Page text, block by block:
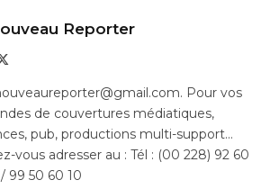
Reporter
Pour vos
de couvertures médiatiques,
pub, productions multi-support…
vous adresser au : Tél : (00 228) 92 60
99 50 60 10